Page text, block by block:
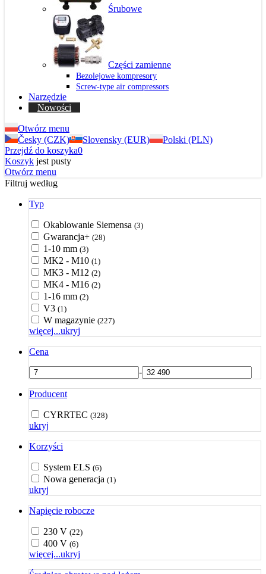
Śrubowe
Części zamienne
Bezolejowe kompresory
Screw-type air compressors
Narzędzie
Nowości
Otwórz menu
Česky (CZK)
Slovensky (EUR)
Polski (PLN)
Przejdź do koszyka0
Koszyk jest pusty
Otwórz menu
Filtruj według
Typ
Okablowanie Siemensa (3)
Gwarancja+ (28)
1-10 mm (3)
MK2 - M10 (1)
MK3 - M12 (2)
MK4 - M16 (2)
1-16 mm (2)
V3 (1)
W magazynie (227)
więcej...ukryj
Cena
-
Producent
CYRRTEC (328)
ukryj
Korzyści
System ELS (6)
Nowa generacja (1)
ukryj
Napięcie robocze
230 V (22)
400 V (6)
więcej...ukryj